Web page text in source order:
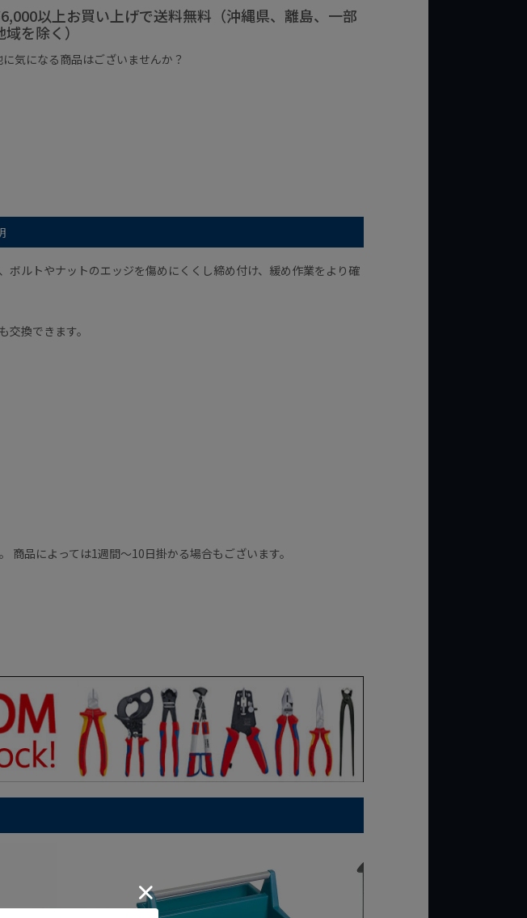
以上お買い上げで送料無料（沖縄県、離島、一部
域を除く）
に気になる商品はございませんか？
ルトやナットのエッジを傷めにくくし締め付け、緩め作業をより確
換できます。
品によっては1週間～10日掛かる場合もございます。